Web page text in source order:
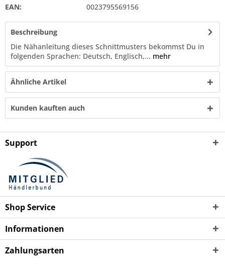
EAN:
0023795569156
Beschreibung
Die Nähanleitung dieses Schnittmusters bekommst Du in
folgenden Sprachen: Deutsch, Englisch,... mehr
Ähnliche Artikel
Kunden kauften auch
Support
Shop Service
Informationen
Zahlungsarten